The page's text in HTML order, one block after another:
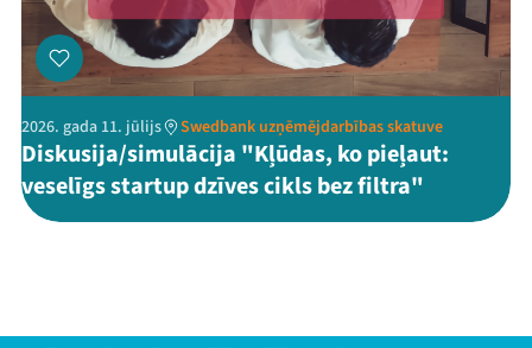
2026. gada 11. jūlijs Swedbank uzņēmējdarbības skatuve
Diskusija/simulācija "Kļūdas, ko pieļaut:
veselīgs startup dzīves cikls bez filtra"